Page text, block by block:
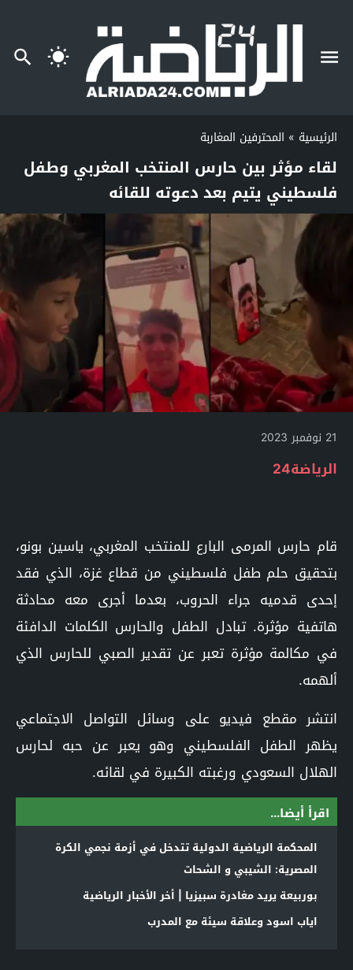
الرئيسية » المحترفين المغاربة
لقاء مؤثر بين حارس المنتخب المغربي وطفل
فلسطيني يتيم بعد دعوته للقائه
21 نوفمبر 2023
الرياضة24
قام حارس المرمى البارع للمنتخب المغربي، ياسين بونو،
بتحقيق حلم طفل فلسطيني من قطاع غزة، الذي فقد
إحدى قدميه جراء الحروب، بعدما أجرى معه محادثة
هاتفية مؤثرة. تبادل الطفل والحارس الكلمات الدافئة
في مكالمة مؤثرة تعبر عن تقدير الصبي للحارس الذي
ألهمه.
انتشر مقطع فيديو على وسائل التواصل الاجتماعي
يظهر الطفل الفلسطيني وهو يعبر عن حبه لحارس
الهلال السعودي ورغبته الكبيرة في لقائه.
اقرأ أيضا...
المحكمة الرياضية الدولية تتدخل في أزمة نجمي الكرة
المصرية: الشيبي و الشحات
بوربيعة يريد مغادرة سبيزيا | أخر الأخبار الرياضية
اياب اسود وعلاقة سيئة مع المدرب